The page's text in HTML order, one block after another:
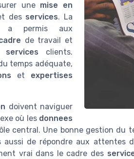
une mise en
des services. La
a permis aux
de travail et
services clients.
temps adéquate,
et expertises
doivent naviguer
où les donnees
central. Une bonne gestion du
aussi de répondre aux attentes
vrai dans le cadre des